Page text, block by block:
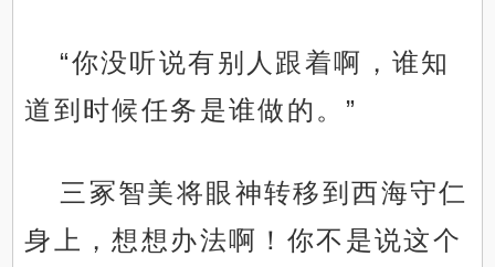
“你没听说有别人跟着啊，谁知
道到时候任务是谁做的。”
三冢智美将眼神转移到西海守仁
身上，想想办法啊！你不是说这个